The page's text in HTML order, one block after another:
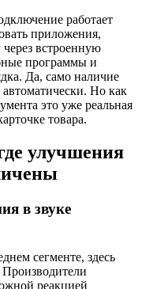
работает
приложения,
встроенную
программы и
Да, само наличие
Но как
это уже реальная
товара.
улучшения
в звуке
сегменте, здесь
реакцией